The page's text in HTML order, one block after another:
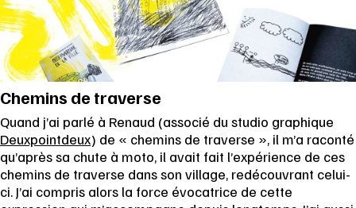
Chemins de traverse
Quand j’ai parlé à Renaud (associé du studio graphique
Deuxpointdeux) de « chemins de traverse », il m’a raconté
qu’après sa chute à moto, il avait fait l’expérience de ces
chemins de traverse dans son village, redécouvrant celui-
ci. J’ai compris alors la force évocatrice de cette